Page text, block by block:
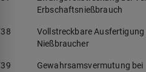
Erbschaftsnießbrauch
Vollstreckbare Ausfertigung
Nießbraucher
Gewahrsamsvermutung bei